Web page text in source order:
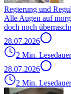
Regierung und
Alle Augen auf
doch noch
28.07.2026
2 Min. Lesedauer
28.07.2026
2 Min. Lesedauer